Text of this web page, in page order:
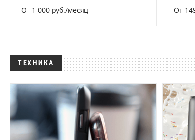
От 1 000 руб./месяц От
ТЕХНИКА